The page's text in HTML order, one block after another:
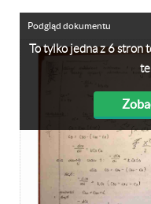
To tylko jedna z 6 stron
Podgląd dokumentu